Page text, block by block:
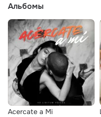
Альбомы
Acercate a Mi